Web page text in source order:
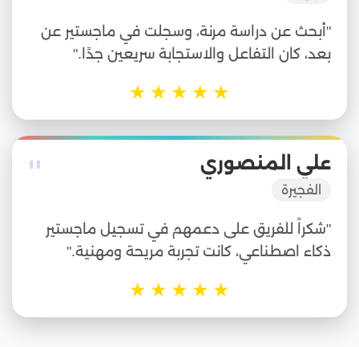
"أبحث عن دراسة مرنة، وسجلت في ماجستير عن
بعد، كان التفاعل والاستجابة سريعين جدًا."
★
★
★
★
★
" علي المنصوري
الفجيرة
"شكراً للفريق على دعمهم في تسجيل ماجستير
ذكاء اصطناعي، كانت تجربة مريحة ومهنية."
★
★
★
★
★